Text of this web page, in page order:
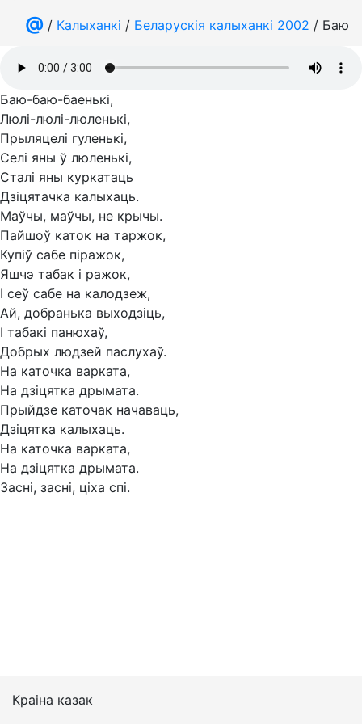
@ / Калыханкі / Беларускія калыханкі 2002 / Баю-
Баю-баю-баенькі,
Люлі-люлі-люленькі,
Прыляцелі гуленькі,
Селі яны ў люленькі,
Сталі яны куркатаць
Дзіцятачка калыхаць.
Маўчы, маўчы, не крычы.
Пайшоў каток на таржок,
Купіў сабе піражок,
Яшчэ табак і ражок,
І сеў сабе на калодзеж,
Ай, добранька выходзіць,
І табакі панюхаў,
Добрых людзей паслухаў.
На каточка варката,
На дзіцятка дрымата.
Прыйдзе каточак начаваць,
Дзіцятка калыхаць.
На каточка варката,
На дзіцятка дрымата.
Засні, засні, ціха спі.
Краіна казак